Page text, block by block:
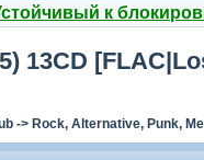
к
13CD
-> Rock, Alternative, Punk,